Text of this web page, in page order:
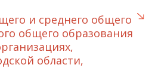
и среднего общего
общего образования
области,